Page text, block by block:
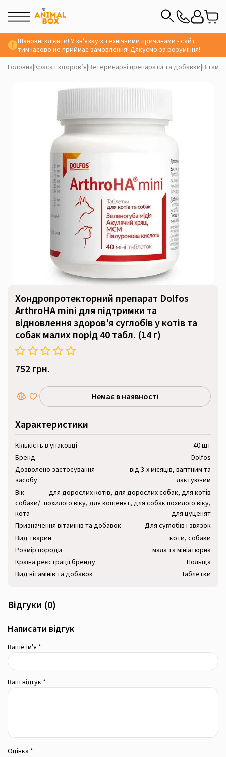
Шановні клієнти! У зв'язку з технічними причинами - сайт
тимчасово не приймає замовлення! Дякуємо за розуміння!
Головна|Краса і здоров’я|Ветеринарні препарати та добавки|
Хондропротекторний препарат Dolfos
ArthroHA mini для підтримки та
відновлення здоров'я суглобів у котів та
собак малих порід 40 табл. (14 г)
752 грн.
Немає в наявності
Характеристики
Кількість в упаковці
40 шт
Бренд
Dolfos
Дозволено застосування
засобу
від 3-х місяців, вагітним та
лактуючим
Вік
собаки/
кота
для дорослих котів, для дорослих собак, для котів
похилого віку, для кошенят, для собак похилого віку,
для цуценят
Призначення вітамінів та добавок
Для суглобів і звязок
Вид тварин
коти, собаки
Розмір породи
мала та мініатюрна
Країна реєстрації бренду
Польща
Вид вітамінів та добавок
Таблетки
Відгуки (0)
Написати відгук
Ваше ім'я *
Ваш відгук *
Оцінка *